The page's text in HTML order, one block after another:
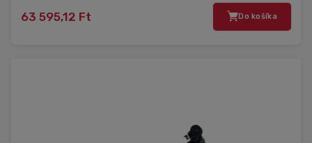
63 595,12 Ft Do košíka